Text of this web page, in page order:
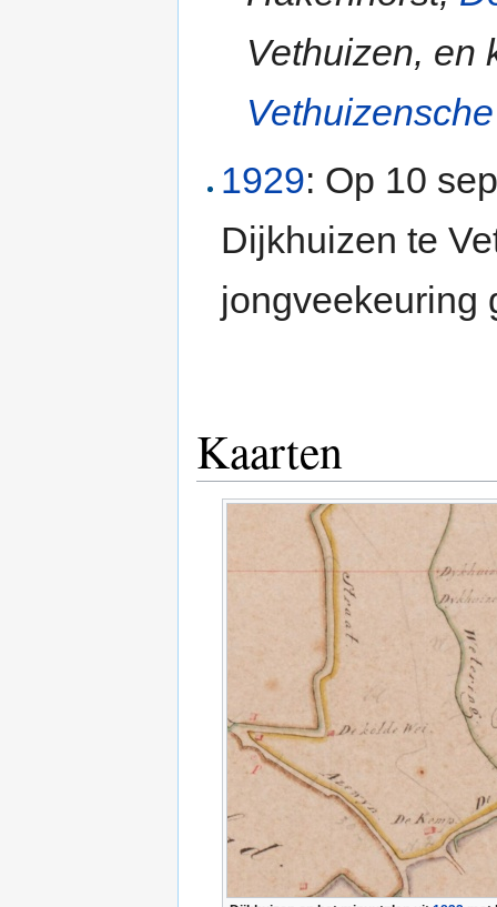
Vethuizen, en
1929: Op 10
Dijkhuizen te
jongveekeuring
Kaarten